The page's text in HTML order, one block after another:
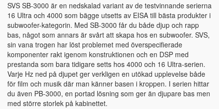
SVS SB-3000 är en nedskalad variant av de testvinnande serierna
16 Ultra och 4000 som bägge utsetts av EISA till bästa produkter i
subwoofer-kategorin. Med SB-3000 får du både djup och rapp
bas, något som annars är svårt att skapa hos en subwoofer. SVS,
sin vana trogen har löst problemet med överspecifierade
komponenter rakt igenom konstruktionen och en DSP med
prestanda som bara tidigare setts hos 4000 och 16 Ultra-serien.
Varje Hz ned på djupet ger verkligen en utökad upplevelse både
för film och musik där man känner basen i kroppen. I serien hittar
du även PB-3000, en portad lösning som ger än djupare bas men
med större storlek på kabinettet.